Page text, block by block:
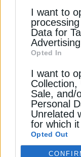
disclose it to
I want to
Data for
Opted In
I want to
Collection,
Sale, and/
Personal
Unrelated
for which
Opted Out
ΧΡΗΣΤΙΚΑ
Πώς να
ασύρματα
19 Δεκεμβρίου 2024